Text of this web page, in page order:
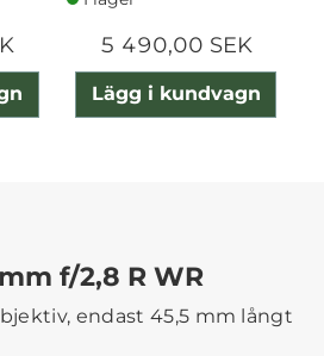
5 490,00 SEK
Lägg i kundvagn
f/2,8 R WR
endast 45,5 mm långt